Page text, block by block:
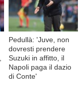
Pedullà: 'Juve, non
dovresti prendere
Suzuki in affitto, il
Napoli paga il dazio
di Conte'